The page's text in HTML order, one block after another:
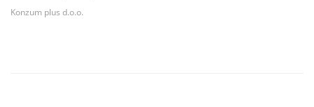
Konzum plus d.o.o.